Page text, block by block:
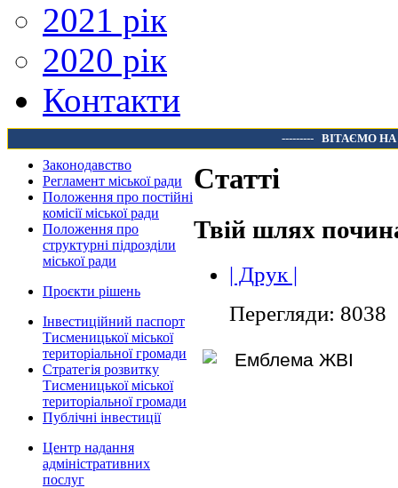
2021 рік
2020 рік
Контакти
--------- ВІТАЄМО
Законодавство
Регламент міської ради
Положення про постійні
комісії міської ради
Положення про
структурні підрозділи
міської ради
Проєкти рішень
Інвестиційний паспорт
Тисменицької міської
територіальної громади
Стратегія розвитку
Тисменицької міської
територіальної громади
Публічні інвестиції
Центр надання
адміністративних
послуг
Статті
Твій шлях
| Друк |
Перегляди: 8038